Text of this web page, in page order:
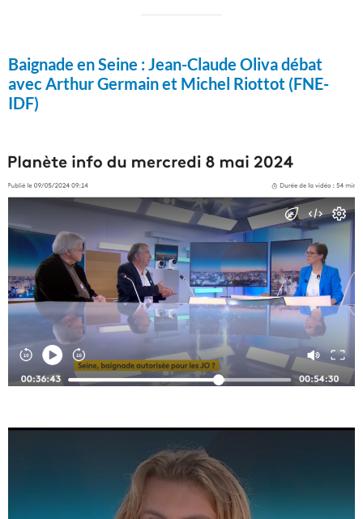
Baignade en Seine :Jean-Claude Oliva débat
avec Arthur Germain et Michel Riottot (FNE-
IDF)